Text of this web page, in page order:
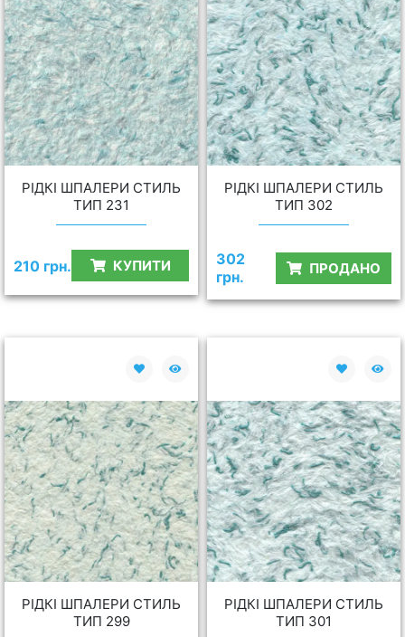
РІДКІ ШПАЛЕРИ СТИЛЬ
ТИП 231
210 грн. КУПИТИ
РІДКІ ШПАЛЕРИ СТИЛЬ
ТИП 302
302
грн.
ПРОДАНО
РІДКІ ШПАЛЕРИ СТИЛЬ
ТИП 299
РІДКІ ШПАЛЕРИ СТИЛЬ
ТИП 301